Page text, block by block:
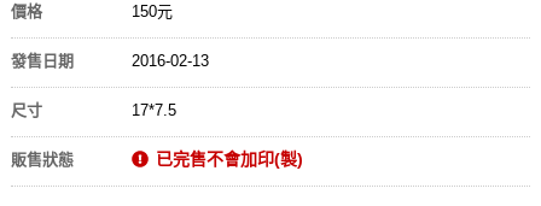
價格 150元
發售日期 2016-02-13
尺寸 17*7.5
販售狀態 已完售不會加印(製)